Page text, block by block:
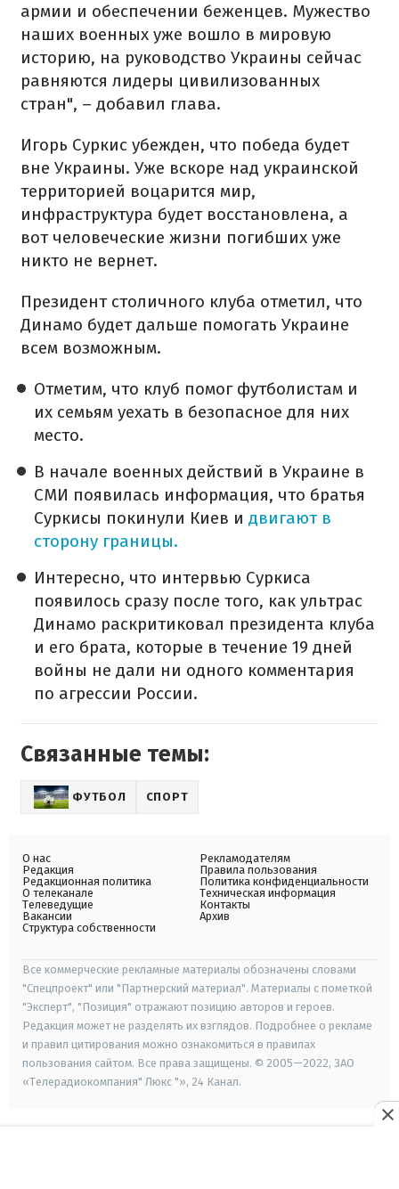
армии и обеспечении беженцев. Мужество
наших военных уже вошло в мировую
историю, на руководство Украины сейчас
равняются лидеры цивилизованных
стран", – добавил глава.
Игорь Суркис убежден, что победа будет
вне Украины. Уже вскоре над украинской
территорией воцарится мир,
инфраструктура будет восстановлена, а
вот человеческие жизни погибших уже
никто не вернет.
Президент столичного клуба отметил, что
Динамо будет дальше помогать Украине
всем возможным.
Отметим, что клуб помог футболистам и
их семьям уехать в безопасное для них
место.
В начале военных действий в Украине в
СМИ появилась информация, что братья
Суркисы покинули Киев и двигают в
сторону границы.
Интересно, что интервью Суркиса
появилось сразу после того, как ультрас
Динамо раскритиковал президента клуба
и его брата, которые в течение 19 дней
войны не дали ни одного комментария
по агрессии России.
Связанные темы:
ФУТБОЛ СПОРТ
О нас
Редакция
Редакционная политика
О телеканале
Телеведущие
Вакансии
Структура собственности
Рекламодателям
Правила пользования
Политика конфиденциальности
Техническая информация
Контакты
Архив
Все коммерческие рекламные материалы обозначены словами
"Спецпроект" или "Партнерский материал". Материалы с пометкой
"Эксперт", "Позиция" отражают позицию авторов и героев.
Редакция может не разделять их взглядов. Подробнее о рекламе
и правил цитирования можно ознакомиться в правилах
пользования сайтом. Все права защищены. © 2005—2022, ЗАО
«Телерадиокомпания" Люкс "», 24 Канал.